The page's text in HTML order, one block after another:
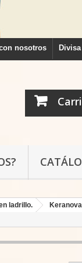
nosotros
ladrillo.